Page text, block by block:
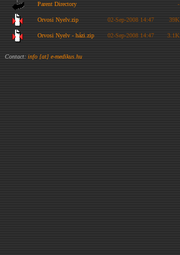
Parent Directory -
Orvosi Nyelv.zip 02-Sep-2008 14:47 39K
Orvosi Nyelv - házi.zip 02-Sep-2008 14:47 3.1K
Contact: info [at] e-medikus.hu